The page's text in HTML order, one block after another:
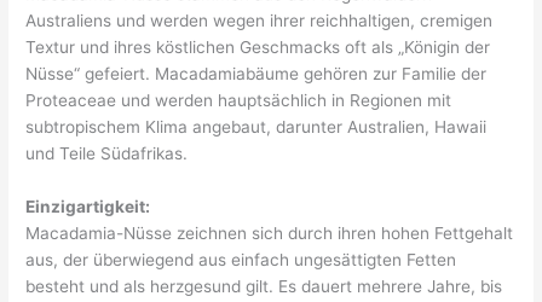
Australiens und werden wegen ihrer reichhaltigen, cremigen
Textur und ihres köstlichen Geschmacks oft als „Königin der
Nüsse“ gefeiert. Macadamiabäume gehören zur Familie der
Proteaceae und werden hauptsächlich in Regionen mit
subtropischem Klima angebaut, darunter Australien, Hawaii
und Teile Südafrikas.
Einzigartigkeit:
Macadamia-Nüsse zeichnen sich durch ihren hohen Fettgehalt
aus, der überwiegend aus einfach ungesättigten Fetten
besteht und als herzgesund gilt. Es dauert mehrere Jahre, bis